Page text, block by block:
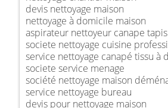
devis nettoyage maison
nettoyage à domicile maison
aspirateur nettoyeur canape tapis
societe nettoyage cuisine
service nettoyage canapé tissu à
societe service menage
société nettoyage maison
service nettoyage bureau
devis pour nettoyage maison